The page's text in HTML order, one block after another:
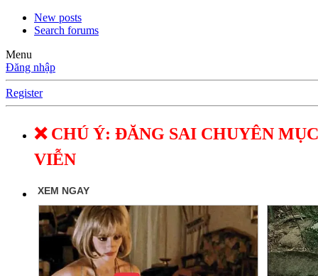
New posts
Search forums
Menu
Đăng nhập
Register
❌ CHÚ Ý: ĐĂNG SAI CHUYÊN
VIỄN